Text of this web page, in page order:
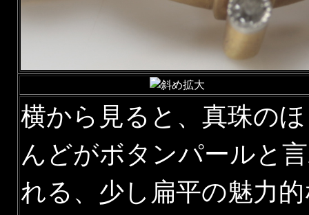
横から見ると、真珠の
んどがボタンパールと
れる、少し扁平の魅力